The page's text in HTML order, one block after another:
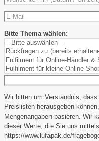
Bitte Thema wählen:
Wir bitten um Verständnis,
Preislisten herausgeben
Mengenangaben basieren. Wir
dieser Werte, die Sie uns
https://www.lufapak.de/